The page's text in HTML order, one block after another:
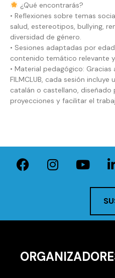
¿Qué encontrarás?
• Reflexiones sobre temas
salud, estereotipos, bullying,
diversidad de género.
• Sesiones adaptadas por
contenido temático relevante
• Material pedagógico:
FILMCLUB, cada sesión
catalán o castellano,
proyecciones y facilitar el